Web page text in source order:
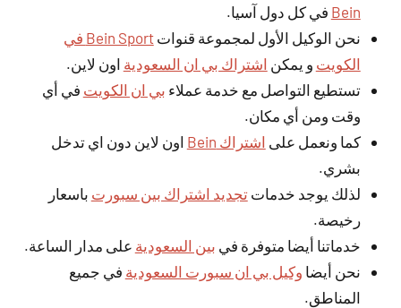
Bein في كل دول آسيا.
نحن الوكيل الأول لمجموعة قنوات
Bein Sport في
الكويت و يمكن اشتراك بي ان السعودية اون لاين.
تستطيع التواصل مع خدمة عملاء بي ان الكويت في أي
وقت ومن أي مكان.
كما ونعمل على اشتراك Bein
اون لاين دون اي تدخل
بشري.
لذلك يوجد خدماتتجديد اشتراك بين سبورت باسعار
رخيصة.
خدماتنا أيضا متوفرة في بين السعودية على مدار الساعة.
نحن أيضا وكيل بي ان سبورت السعودية في جميع
المناطق.